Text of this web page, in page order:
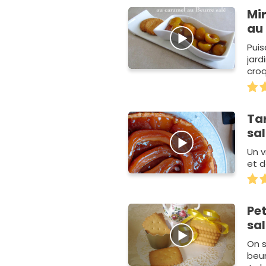
au
Un
et
On